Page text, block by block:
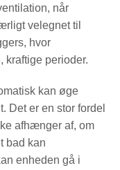
når
velegnet til
hvor
kraftige perioder.
kan øge
Det er en stor fordel
afhænger af, om
bad kan
enheden gå i